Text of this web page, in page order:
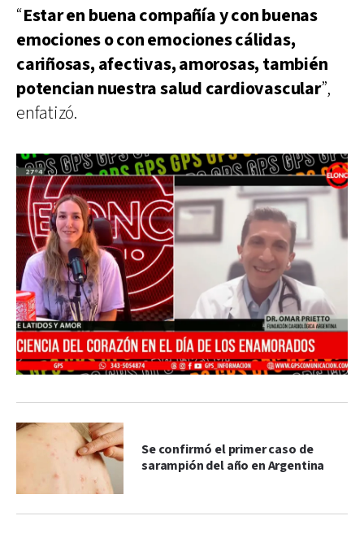
“Estar en buena compañía y con buenas
emociones o con emociones cálidas,
cariñosas, afectivas, amorosas, también
potencian nuestra salud cardiovascular”,
enfatizó.
Se confirmó el primer caso de
sarampión del año en Argentina